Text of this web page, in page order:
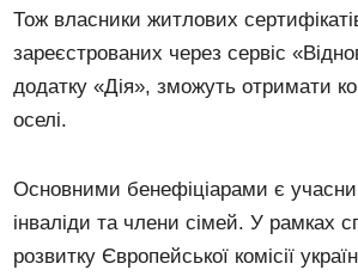
Тож власники житлових
зареєстрованих через сервіс
додатку «Дія», зможуть отримати
оселі.
Основними бенефіціарами є
інваліди та члени сімей. У рамках
розвитку Європейської комісії